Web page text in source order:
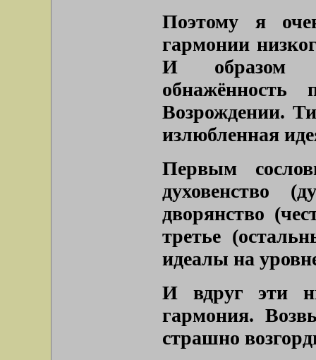
Поэтому я
гармонии
И образом
Возрождении.
излюбленная
Первым
духовенство
дворянство
третье
идеалы на
И вдруг эти
гармония.
страшно